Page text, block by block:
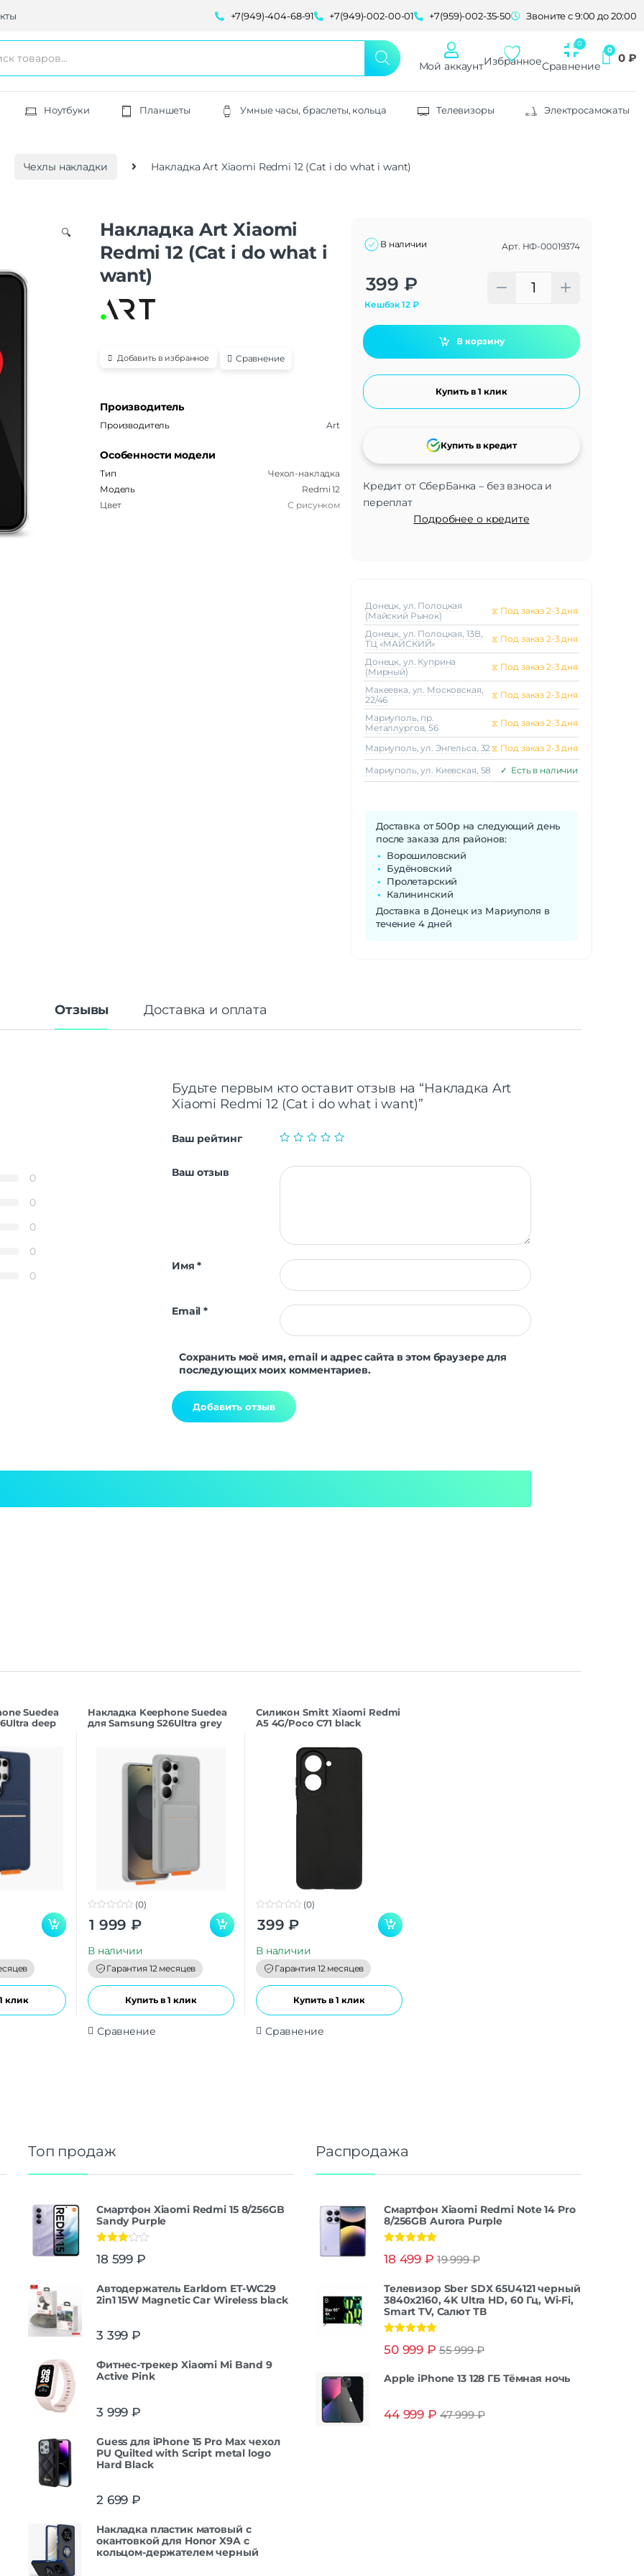
+7(949)-404-68-91 +7(949)-002-00-01 +7(959)-002-35-50 Звоните с 9:00 до 20:00
Мой аккаунтИзбранноеСравнение
0 ₽
Ноутбуки Планшеты Умные часы, браслеты, кольца Телевизоры Электросамокаты
Чехлы накладки Накладка Art Xiaomi Redmi 12 (Cat i do what i want)
🔍
Накладка Art Xiaomi
Redmi 12 (Cat i do what i
want)
Добавить в избранное Сравнение
Производитель
Производитель Art
Особенности модели
Тип
Чехол-накладка
Модель
Redmi 12
Цвет
С рисунком
В наличии Арт. НФ-00019374
399 ₽
Кешбэк12₽
В корзину
Купить в 1 клик
Кредит от СберБанка – без взноса и
переплат
Подробнее о кредите
Купить в кредит
Alternative:
Донецк, ул. Полоцкая
(Майский Рынок)
⧖ Под заказ 2-3 дня
Донецк, ул. Полоцкая, 13В,
ТЦ «МАЙСКИЙ»
⧖ Под заказ 2-3 дня
Донецк, ул. Куприна
(Мирный)
⧖ Под заказ 2-3 дня
Макеeвка, ул. Московская,
22/46
⧖ Под заказ 2-3 дня
Мариуполь, пр.
Металлургов, 56
⧖ Под заказ 2-3 дня
Мариуполь, ул. Энгельса, 32 ⧖ Под заказ 2-3 дня
Мариуполь, ул. Киевская, 58 ✓ Есть в наличии
Доставка от 500р на следующий день
после заказа для районов:
Ворошиловский
Будёновский
Пролетарский
Калининский
Доставка в Донецк из Мариуполя в
течение 4 дней
Отзывы Доставка и оплата
0
0
0
0
0
Будьте первым кто оставит отзыв на “Накладка Art
Xiaomi Redmi 12 (Cat i do what i want)”
Ваш рейтинг
Ваш отзыв
Имя*
Email*
Сохранить моё имя, email и адрес сайта в этом браузере для
последующих моих комментариев.
Suedea
deep
клик
Накладка Keephone Suedea
для Samsung S26Ultra grey
o
(0)
1 999 ₽
В наличии
Гарантия 12 месяцев
Купить в 1 клик
Сравнение
Силикон Smitt Xiaomi Redmi
A5 4G/Poco C71 black
o
o
(0)
399 ₽
В наличии
Гарантия 12 месяцев
Купить в 1 клик
Сравнение
Топ продаж
Смартфон Xiaomi Redmi 15 8/256GB
Sandy Purple
3.00из
18 599 ₽
Автодержатель Earldom ET-WC29
2in1 15W Magnetic Car Wireless black
3 399 ₽
Фитнес-трекер Xiaomi Mi Band 9
Active Pink
3 999 ₽
Guess для iPhone 15 Pro Max чехол
PU Quilted with Script metal logo
Hard Black
2 699 ₽
Накладка пластик матовый с
окантовкой для Honor X9A с
кольцом-держателем черный
Распродажа
Смартфон Xiaomi Redmi Note 14 Pro
8/256GB Aurora Purple
из 5
18 499 ₽ 19 999₽
Телевизор Sber SDX 65U4121 черный
3840x2160, 4K Ultra HD, 60 Гц, Wi-Fi,
Smart TV, Салют ТВ
из 5
50 999 ₽ 55 999₽
Apple iPhone 13 128 ГБ Тёмная ночь
44 999 ₽ 47 999₽